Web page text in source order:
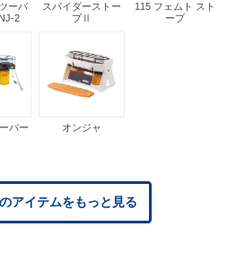
ーバ
2
スパイダーストー
ブⅡ
115 フェムト スト
ーブ
バー
オンジャ
アイテムをもっと見る